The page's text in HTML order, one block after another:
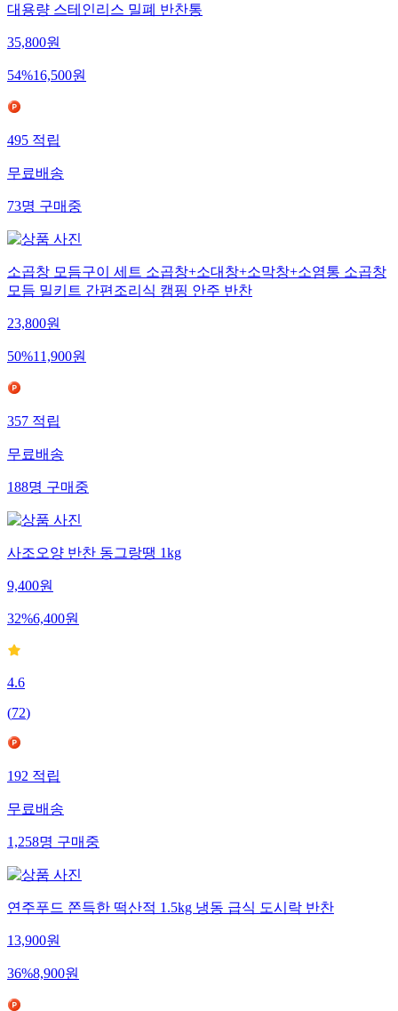
대용량 스테인리스 밀폐 반찬통
35,800원
54%16,500원
495 적립
무료배송
73명 구매중
소곱창 모듬구이 세트 소곱창+소대창+소막창+소염통 소곱창
모듬 밀키트 간편조리식 캠핑 안주 반찬
23,800원
50%11,900원
357 적립
무료배송
188명 구매중
사조오양 반찬 동그랑땡 1kg
9,400원
32%6,400원
4.6
(72)
192 적립
무료배송
1,258명 구매중
연주푸드 쫀득한 떡산적 1.5kg 냉동 급식 도시락 반찬
13,900원
36%8,900원